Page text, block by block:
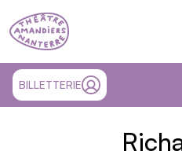
Théâtre Nanterre-Amandiers
BILLETTERIESITE EXTÉRIEUR
MON COMPTE